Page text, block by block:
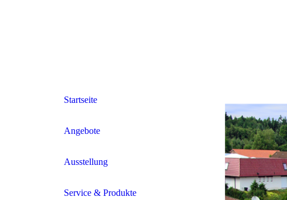
Startseite
Angebote
Ausstellung
Service & Produkte